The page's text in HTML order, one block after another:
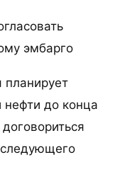
эмбарго
планирует
нефти до конца